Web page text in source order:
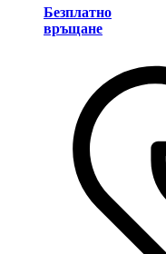
Безплатно
връщане